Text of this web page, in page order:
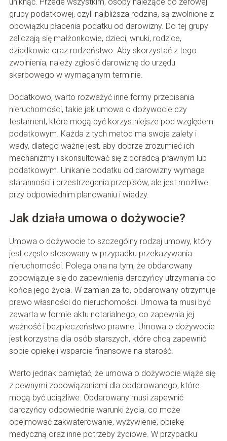
grupy podatkowej, czyli najbliższa rodzina, są zwolnione z
obowiązku płacenia podatku od darowizny. Do tej grupy
zaliczają się małżonkowie, dzieci, wnuki, rodzice,
dziadkowie oraz rodzeństwo. Aby skorzystać z tego
zwolnienia, należy zgłosić darowiznę do urzędu
skarbowego w wymaganym terminie.
Dodatkowo, warto rozważyć inne formy przepisania
nieruchomości, takie jak umowa o dożywocie czy
testament, które mogą być korzystniejsze pod względem
podatkowym. Każda z tych metod ma swoje zalety i
wady, dlatego ważne jest, aby dobrze zrozumieć ich
mechanizmy i skonsultować się z doradcą prawnym lub
podatkowym. Unikanie podatku od darowizny wymaga
staranności i przestrzegania przepisów, ale jest możliwe
przy odpowiednim planowaniu i wiedzy.
Jak działa umowa o dożywocie?
Umowa o dożywocie to szczególny rodzaj umowy, który
jest często stosowany w przypadku przekazywania
nieruchomości. Polega ona na tym, że obdarowany
zobowiązuje się do zapewnienia darczyńcy utrzymania do
końca jego życia. W zamian za to, obdarowany otrzymuje
prawo własności do nieruchomości. Umowa ta musi być
zawarta w formie aktu notarialnego, co zapewnia jej
ważność i bezpieczeństwo prawne. Umowa o dożywocie
jest korzystna dla osób starszych, które chcą zapewnić
sobie opiekę i wsparcie finansowe na starość.
Warto jednak pamiętać, że umowa o dożywocie wiąże się
z pewnymi zobowiązaniami dla obdarowanego, które
mogą być uciążliwe. Obdarowany musi zapewnić
darczyńcy odpowiednie warunki życia, co może
obejmować zakwaterowanie, wyżywienie, opiekę
medyczną oraz inne potrzeby życiowe. W przypadku